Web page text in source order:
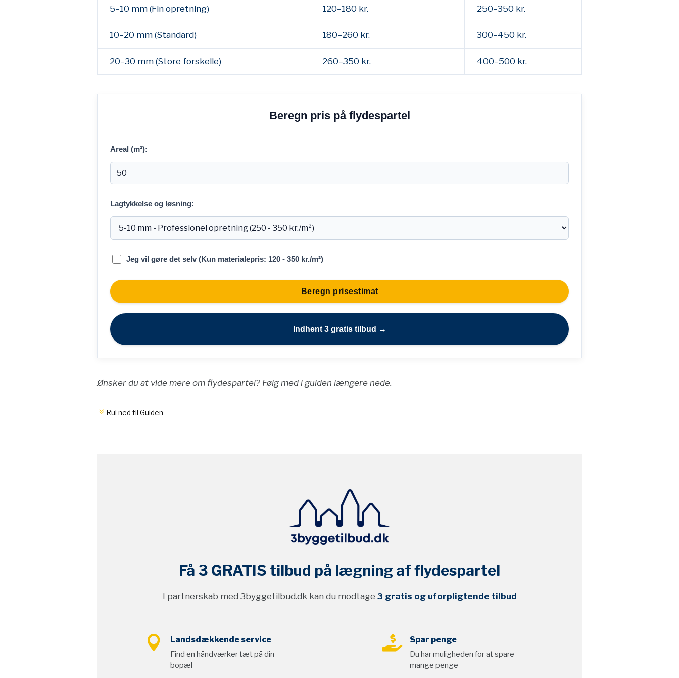
5–10 mm (Fin opretning) 120–180 kr. 250–350 kr.
10–20 mm (Standard) 180–260 kr. 300–450 kr.
20–30 mm (Store forskelle) 260–350 kr. 400–500 kr.
Beregn pris på flydespartel
Areal (m²):
Lagtykkelse og løsning:
Jeg vil gøre det selv (Kun materialepris: 120 - 350 kr./m²)
Beregn prisestimat
Indhent 3 gratis tilbud →
Ønsker du at vide mere om flydespartel? Følg med i guiden længere nede.
Rul ned til Guiden
Få 3 GRATIS tilbud på lægning af flydespartel
I partnerskab med 3byggetilbud.dk kan du modtage 3 gratis og uforpligtende tilbud
 Landsdækkende service
Find en håndværker tæt på din
bopæl
 Spar penge
Du har muligheden for at spare
mange penge